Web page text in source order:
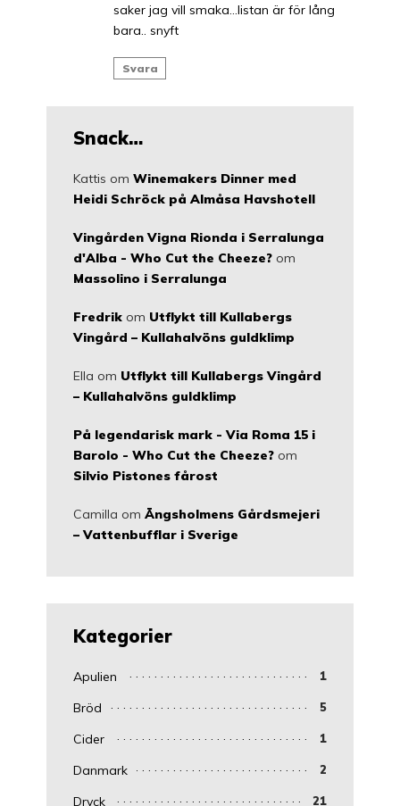
saker jag vill smaka…listan är för lång
bara.. snyft
Svara
Snack…
Kattis om Winemakers Dinner med
Heidi Schröck på Almåsa Havshotell
Vingården Vigna Rionda i Serralunga
d'Alba - Who Cut the Cheeze? om
Massolino i Serralunga
Fredrik om Utflykt till Kullabergs
Vingård – Kullahalvöns guldklimp
Ella om Utflykt till Kullabergs Vingård
– Kullahalvöns guldklimp
På legendarisk mark - Via Roma 15 i
Barolo - Who Cut the Cheeze? om
Silvio Pistones fårost
Camilla om Ängsholmens Gårdsmejeri
– Vattenbufflar i Sverige
Kategorier
Apulien 1
Bröd 5
Cider 1
Danmark 2
Dryck 21